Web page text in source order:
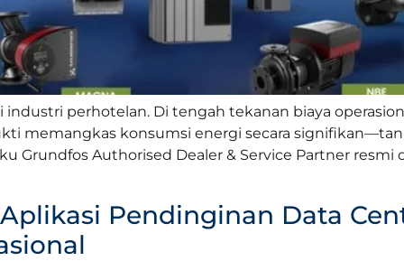
perhotelan. Di tengah tekanan biaya
memangkas konsumsi energi secara
Grundfos Authorised Dealer & Service Partner
Pendinginan Data